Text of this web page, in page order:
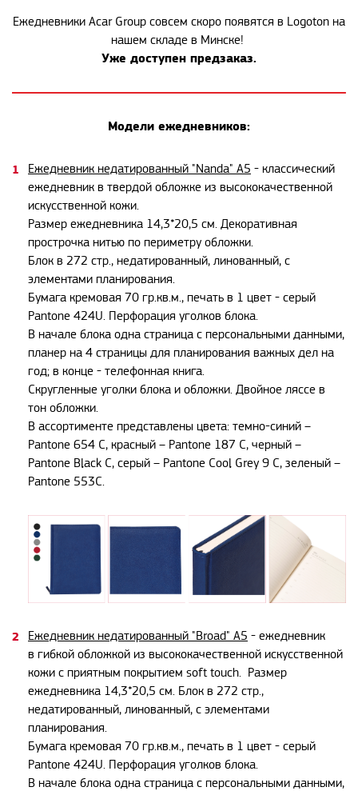
Ежедневники Acar Group совсем скоро появятся в Logoton на
нашем складе в Минске!
Уже доступен предзаказ.
Модели ежедневников:
Ежедневник недатированный "Nanda" А5 - классический
ежедневник в твердой обложке из высококачественной
искусственной кожи.
Размер ежедневника 14,3*20,5 см. Декоративная
прострочка нитью по периметру обложки.
Блок в 272 стр., недатированный, линованный, с
элементами планирования.
Бумага кремовая 70 гр.кв.м., печать в 1 цвет - серый
Pantone 424U. Перфорация уголков блока.
В начале блока одна страница с персональными данными,
планер на 4 страницы для планирования важных дел на
год; в конце - телефонная книга.
Скругленные уголки блока и обложки. Двойное ляссе в
тон обложки.
В ассортименте представлены цвета: темно-синий –
Pantone 654 C, красный – Pantone 187 C, черный –
Pantone Black C, серый – Pantone Cool Grey 9 C, зеленый –
Pantone 553C.
Ежедневник недатированный "Broad" А5 - ежедневник
в гибкой обложкой из высококачественной искусственной
кожи с приятным покрытием soft touch. Размер
ежедневника 14,3*20,5 см. Блок в 272 стр.,
недатированный, линованный, с элементами
планирования.
Бумага кремовая 70 гр.кв.м., печать в 1 цвет - серый
Pantone 424U. Перфорация уголков блока.
В начале блока одна страница с персональными данными,